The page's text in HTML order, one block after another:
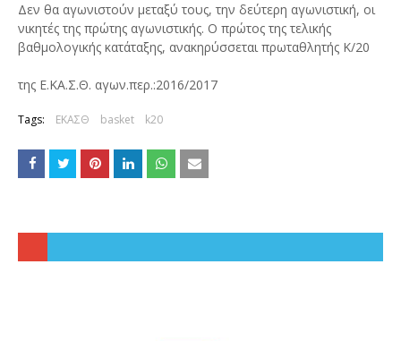
Δεν θα αγωνιστούν μεταξύ τους, την δεύτερη αγωνιστική, οι
νικητές της πρώτης αγωνιστικής. Ο πρώτος της τελικής
βαθμολογικής κατάταξης, ανακηρύσσεται πρωταθλητής Κ/20
της Ε.ΚΑ.Σ.Θ. αγων.περ.:2016/2017
Tags: ΕΚΑΣΘ basket k20